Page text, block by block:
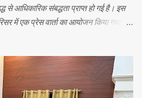
से आधिकारिक संबद्धता प्राप्त हो गई है। इस
में एक प्रेस वार्ता का आयोजन किया गया,
के साथ विद्यार्थियों को भारतीय परंपराओं,
भी दी जायेगी विदेशी भाषाओं को भी
है। इसके साथ योग, प्राणायाम,देशी खेलों को